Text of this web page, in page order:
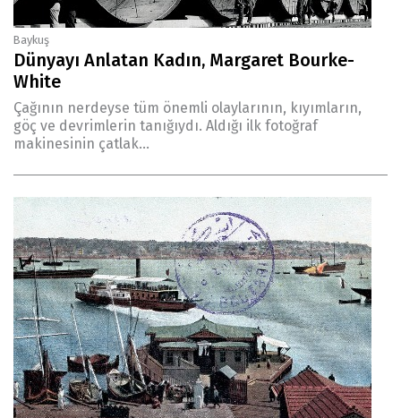
Baykuş
Dünyayı Anlatan Kadın, Margaret Bourke-
White
Çağının nerdeyse tüm önemli olaylarının, kıyımların,
göç ve devrimlerin tanığıydı. Aldığı ilk fotoğraf
makinesinin çatlak...